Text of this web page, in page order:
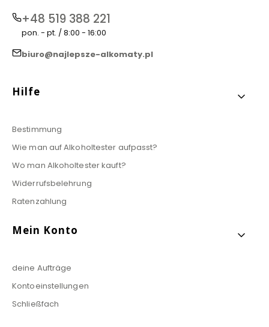
+48 519 388 221
pon. - pt. / 8:00 - 16:00
biuro@najlepsze-alkomaty.pl
Fußzeilenmenü
Hilfe
Bestimmung
Wie man auf Alkoholtester aufpasst?
Wo man Alkoholtester kauft?
Widerrufsbelehrung
Ratenzahlung
Mein Konto
deine Aufträge
Kontoeinstellungen
Schließfach